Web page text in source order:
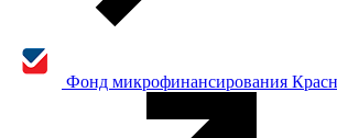
Фонд микрофинансирования